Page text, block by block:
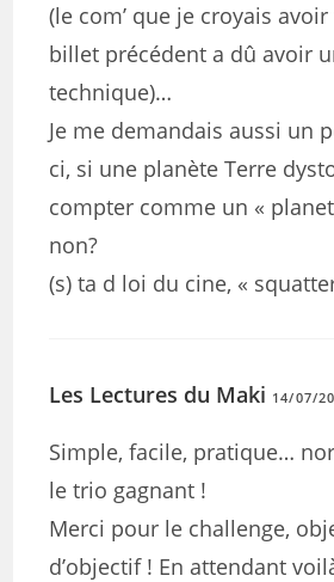
(le com’ que je croyais
billet précédent a dû avoir
technique)…
Je me demandais aussi un
ci, si une planète Terre
compter comme un «
non?
(s) ta d loi du cine, «
Les Lectures du Maki 14/07/
Simple, facile, pratique…
le trio gagnant !
Merci pour le challenge,
d’objectif ! En attendant